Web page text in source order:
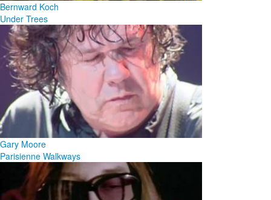
Bernward Koch
Under Trees
Gary Moore
Parisienne Walkways